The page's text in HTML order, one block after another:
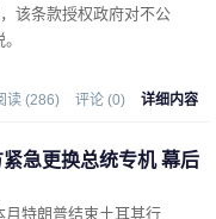
该条款授权政府对不公
读 (286) 评论 (0) 详细内容
急更换总统专机 幕后
月特朗普结束土耳其行